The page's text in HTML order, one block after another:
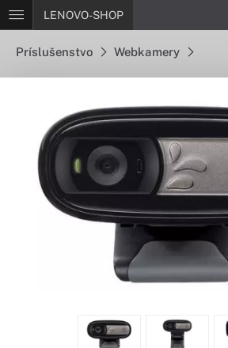
LENOVO-SHOP
Príslušenstvo Webkamery